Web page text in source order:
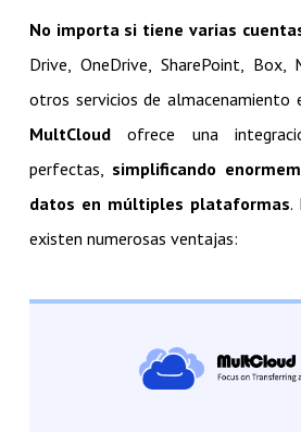
No importa si tiene varias
Drive, OneDrive, SharePoint, Box,
otros servicios de almacenamiento
MultCloudofrece una
perfectas, simplificando
datos en múltiples plataformas.
existen numerosas ventajas: